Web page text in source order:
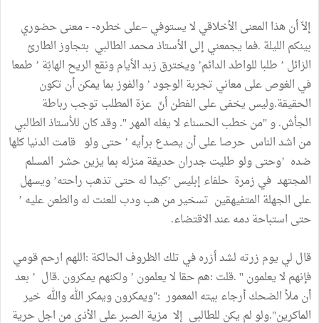
إلاّ أن هذا المعنى الأخلاقي لا يستوفي –على خطره- - معنى حضوري
بينكم الليلة .فما يجمعني إلى الأستاذ محمد الطالبي بتجاوز الطارئ
الزائل ’ طلبا للواطد الدائم’ ويخترق زبد الأيام ونقع الريح الهابّة ’ طمعا
في الغوص على معاني تجربة الوجود ’ والفوز بما يمكن أن تكون
الحقيقة.وليس يخفى على الفطن أنّ عزة المطلب توجب رباطة
الجأش. و "من خطب الحسناء لا يغله المهر ". وقد كان للأستاذ الطالبي
من اشد الناس حرصا على أن يصدع برأيه ’ حتى ولو قامت الدنيا كلها
ضده ’وحتى ولو طليت جدران حديقة منزله بما يزين حشر المسلم
المجتهد في زمرة حلفاء إبليس ’كيدا له حتى تذهب راحته’ ويسهل
على الجهلة المتفيهقين تسخير من هب ودب للعنت له والطعن عليه ’
حتى استباحة دمه عند الاقتضاء.
قال لي يوم زرته لشد أزره في تلك الظروف الحالكة :اللهم ارحم قومي
فإنهم لا يعلمون '' .قلت :هم حقا لا يعلمون ’ ولكنهم يمكرون .قال ’ بعد
أن ملأ الضحك أرجاء بيته المعمور :"ويمكرون ويمكر الله والله خير
الماكرين".ولو لم يكن للطالبي إلا مزية الصبر على الأذى من اجل حرية